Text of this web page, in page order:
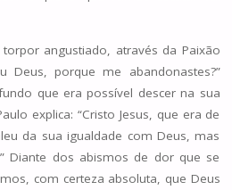
angustiado, através da Paixão
Deus, porque me abandonastes?”
que era possível descer na sua
explica: “Cristo Jesus, que era de
da sua igualdade com Deus, mas
Diante dos abismos de dor que se
com certeza absoluta, que Deus